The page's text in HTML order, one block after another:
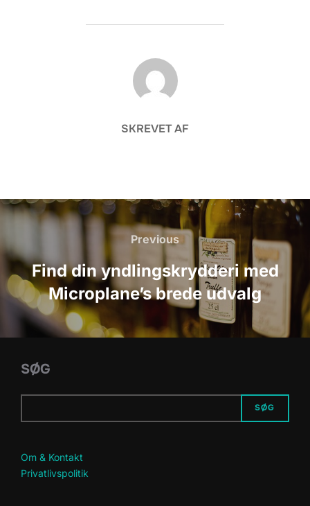
FORFATTER
SKREVET AF
Indlægsnavigation
Previous
Previous
Find din yndlingskrydderi med
Microplane’s brede udvalg
SØG
SØG
Om & Kontakt
Privatlivspolitik